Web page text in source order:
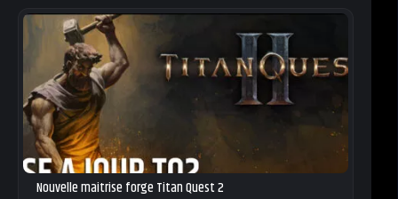
Nouvelle maitrise forge Titan Quest 2